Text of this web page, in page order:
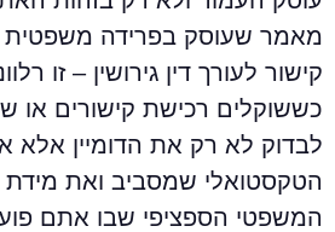
מאמר שעוסק בפרידה משפטית של
קישור לעורך דין גירושין – זו
כששוקלים רכישת קישורים או
לבדוק לא רק את הדומיין אלא
הטקסטואלי שמסביב ואת מידת
המשפטי הספציפי שבו אתם